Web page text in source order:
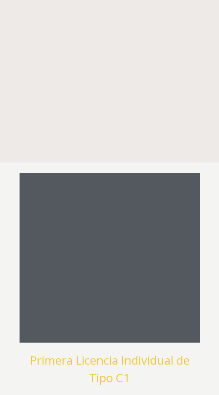
Contaminación acústica